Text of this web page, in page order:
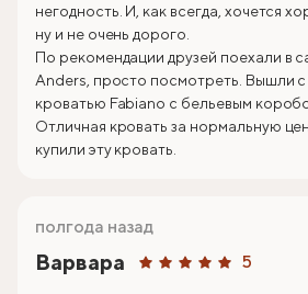
негодность. И, как всегда, хочется
ну и не очень дорого.
По рекомендации друзей поехали в
Anders, просто посмотреть. Вышли
кроватью Fabiano с бельевым
Отличная кровать за нормальную
купили эту кровать.
Варвара 5
полгода назад